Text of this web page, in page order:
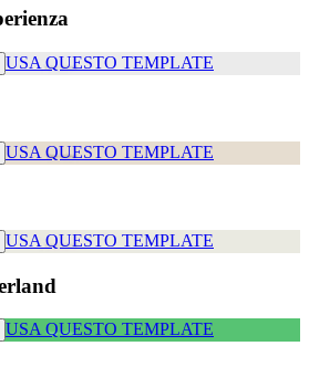
USA QUESTO TEMPLATE
USA QUESTO TEMPLATE
USA QUESTO TEMPLATE
USA QUESTO TEMPLATE